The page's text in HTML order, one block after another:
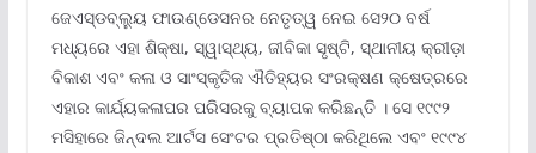
ଜେଏସ୍‌ଡବ୍ଲ୍ୟୁ ଫାଉଣ୍ଡେସନର ନେତୃତ୍ୱ ନେଇ ସେ୨୦ ବର୍ଷ
ମଧ୍ୟରେ ଏହା ଶିକ୍ଷା, ସ୍ୱାସ୍ଥ୍ୟ, ଜୀବିକା ସୃଷ୍ଟି, ସ୍ଥାନୀୟ କ୍ରୀଡ଼ା
ବିକାଶ ଏବଂ କଳା ଓ ସାଂସ୍କୃତିକ ଐତିହ୍ୟର ସଂରକ୍ଷଣ କ୍ଷେତ୍ରରେ
ଏହାର କାର୍ଯ୍ୟକଳାପର ପରିସରକୁ ବ୍ୟାପକ କରିଛନ୍ତି । ସେ ୧୯୯୨
ମସିହାରେ ଜିନ୍ଦଲ ଆର୍ଟସ ସେଂଟର ପ୍ରତିଷ୍ଠା କରିଥିଲେ ଏବଂ ୧୯୯୪